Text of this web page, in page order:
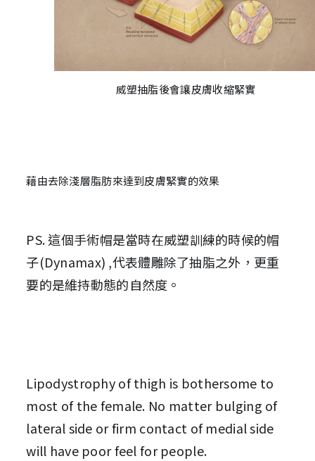
威塑抽脂後會讓皮膚收縮緊實
藉由去除淺層脂肪來達到皮膚緊實的效果
PS. 這個手術帽是當時在威塑訓練的時候的帽
子(Dynamax) ,代表體雕除了抽脂之外，更重
要的是維持動態的自然度。
Lipodystrophy of thigh is bothersome to
most of the female. No matter bulging of
lateral side or firm contact of medial side
will have poor feel for people.